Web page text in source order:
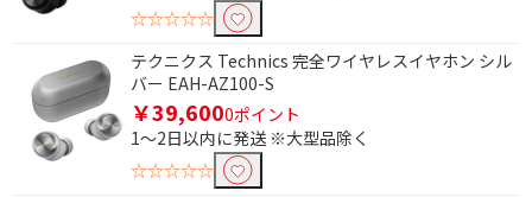
☆☆☆☆☆
テクニクス Technics 完全ワイヤレスイヤホン シル
バー EAH-AZ100-S
￥39,6000ポイント
1～2日以内に発送 ※大型品除く
☆☆☆☆☆
便利&快適機能で絞り込む
ふろ水ポンプ
高さで絞り込む
1400～1600mm未満